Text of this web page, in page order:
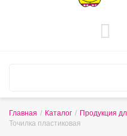
Главная / Каталог / Продукция
Точилка пластиковая